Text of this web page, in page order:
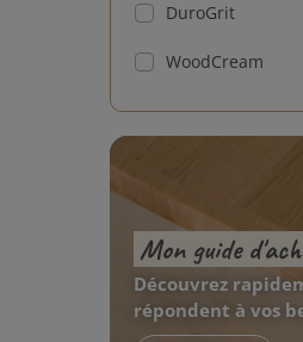
Blue Grey
Creamy White
Gravel Grey
DuroGrit
WoodCream
Mon guide
Découvrez
répondent à vos